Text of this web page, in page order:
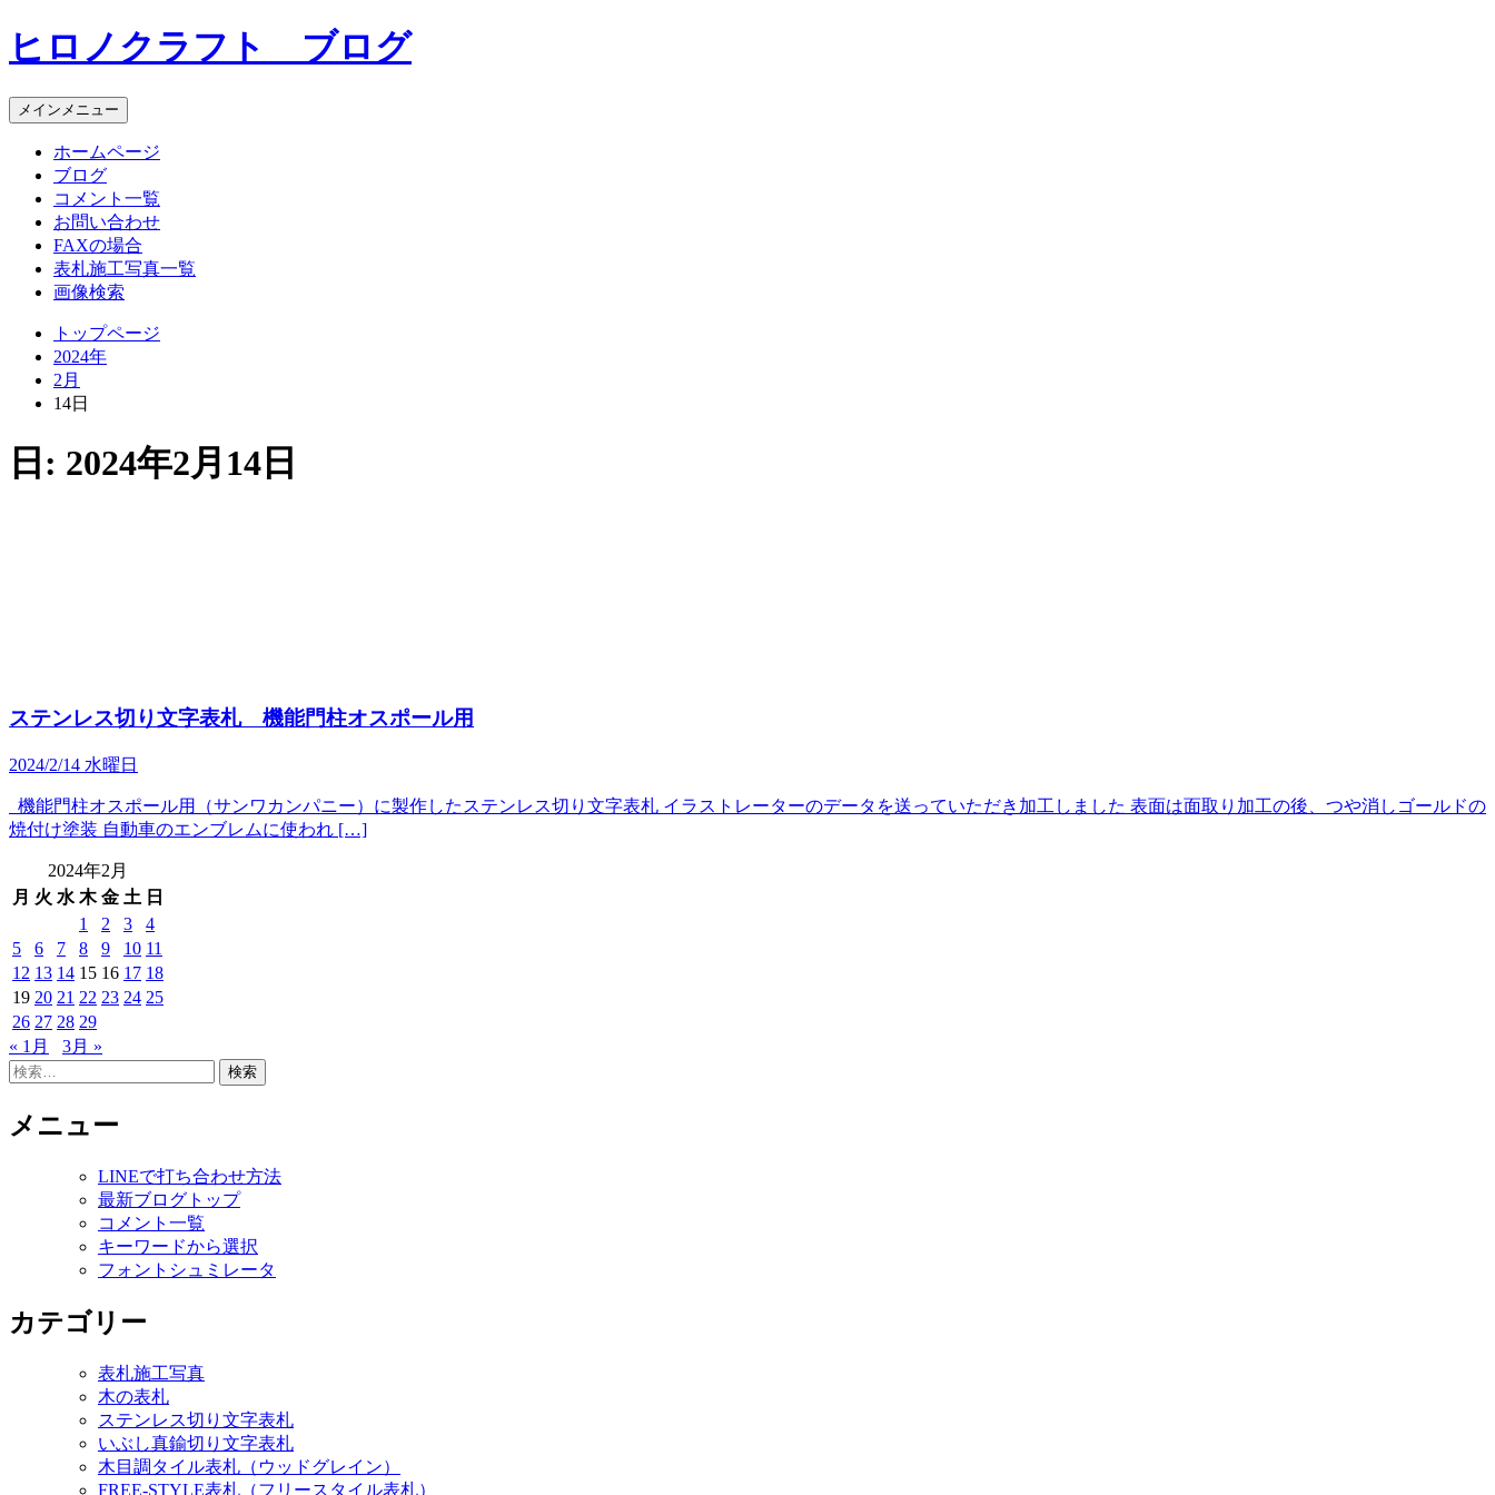
コ
ン
ン
ツ
ヒロノクラフト ブログ
メインメニュー
ホームページ
ブログ
コメント一覧
お問い合わせ
FAXの場合
表札施工写真一覧
画像検索
トップページ
2024年
2月
14日
日: 2024年2月14日
ステンレス切り文字表札 機能門柱オスポール用
2024/2/14 水曜日
機能門柱オスポール用（サンワカンパニー）に製作したステンレス切り文字表札 イラストレーターのデータを送っていただき加工しました 表面は面取り加工の後、つや消しゴールドの
焼付け塗装 自動車のエンブレムに使われ […]
2024年2月
月 火 水 木 金 土 日
1
2 3
4
5
6 7 8 9 10 11
12 13 14 15 16 17 18
19 20 21 22 23 24 25
26 27 28 29
« 1月
3月 »
検
メニュー
LINEで打ち合わせ方法
最新ブログトップ
コメント一覧
キーワードから選択
フォントシュミレータ
カテゴリー
表札施工写真
木の表札
ステンレス切り文字表札
いぶし真鍮切り文字表札
木目調タイル表札（ウッドグレイン）
FREE-STYLE表札（フリースタイル表札）